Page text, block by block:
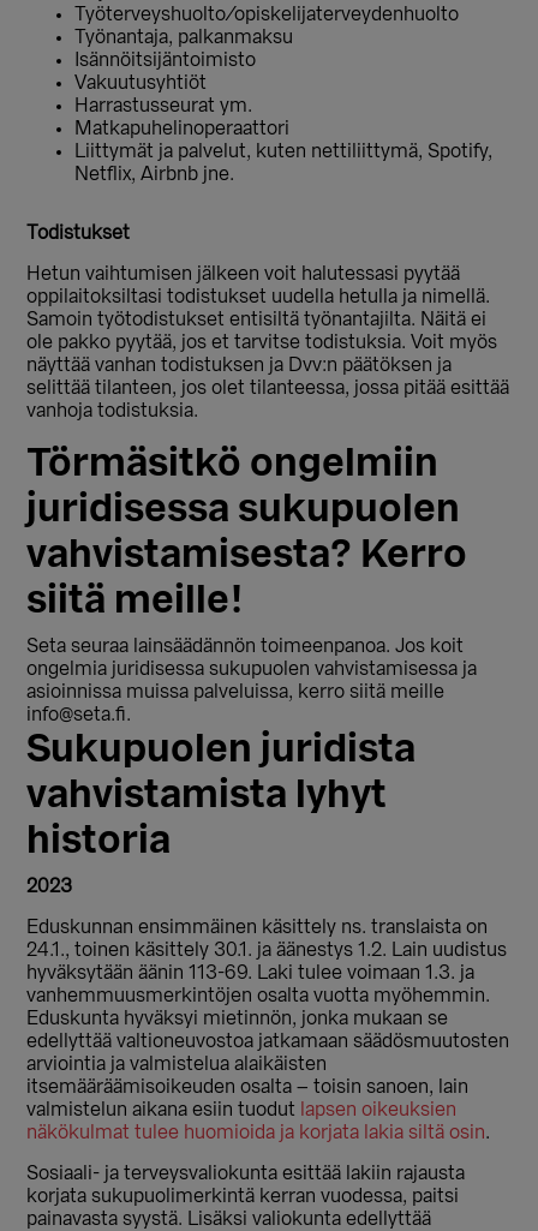
Työterveyshuolto/opiskelijaterveydenhuolto
Työnantaja, palkanmaksu
Isännöitsijäntoimisto
Vakuutusyhtiöt
Harrastusseurat ym.
Matkapuhelinoperaattori
Liittymät ja palvelut, kuten nettiliittymä, Spotify,
Netflix, Airbnb jne.
Todistukset
Hetun vaihtumisen jälkeen voit halutessasi pyytää
oppilaitoksiltasi todistukset uudella hetulla ja nimellä.
Samoin työtodistukset entisiltä työnantajilta. Näitä ei
ole pakko pyytää, jos et tarvitse todistuksia. Voit myös
näyttää vanhan todistuksen ja Dvv:n päätöksen ja
selittää tilanteen, jos olet tilanteessa, jossa pitää esittää
vanhoja todistuksia.
Törmäsitkö ongelmiin
juridisessa sukupuolen
vahvistamisesta? Kerro
siitä meille!
Seta seuraa lainsäädännön toimeenpanoa. Jos koit
ongelmia juridisessa sukupuolen vahvistamisessa ja
asioinnissa muissa palveluissa, kerro siitä meille
info@seta.fi.
Sukupuolen juridista
vahvistamista lyhyt
historia
2023
Eduskunnan ensimmäinen käsittely ns. translaista on
24.1., toinen käsittely 30.1. ja äänestys 1.2. Lain uudistus
hyväksytään äänin 113-69. Laki tulee voimaan 1.3. ja
vanhemmuusmerkintöjen osalta vuotta myöhemmin.
Eduskunta hyväksyi mietinnön, jonka mukaan se
edellyttää valtioneuvostoa jatkamaan säädösmuutosten
arviointia ja valmistelua alaikäisten
itsemääräämisoikeuden osalta – toisin sanoen, lain
valmistelun aikana esiin tuodut lapsen oikeuksien
näkökulmat tulee huomioida ja korjata lakia siltä osin.
Sosiaali- ja terveysvaliokunta esittää lakiin rajausta
korjata sukupuolimerkintä kerran vuodessa, paitsi
painavasta syystä. Lisäksi valiokunta edellyttää